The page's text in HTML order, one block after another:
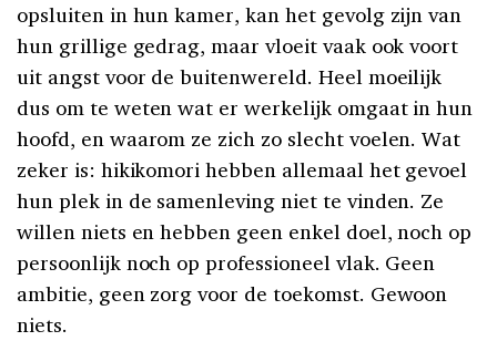
opsluiten in hun kamer, kan het gevolg zijn van
hun grillige gedrag, maar vloeit vaak ook voort
uit angst voor de buitenwereld. Heel moeilijk
dus om te weten wat er werkelijk omgaat in hun
hoofd, en waarom ze zich zo slecht voelen. Wat
zeker is: hikikomori hebben allemaal het gevoel
hun plek in de samenleving niet te vinden. Ze
willen niets en hebben geen enkel doel, noch op
persoonlijk noch op professioneel vlak. Geen
ambitie, geen zorg voor de toekomst. Gewoon
niets.